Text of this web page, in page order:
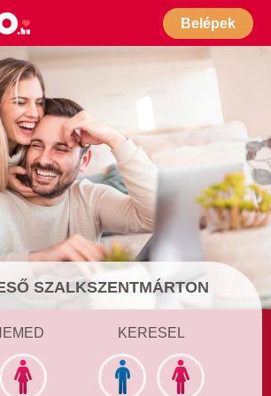
Belépek
SZALKSZENTMÁRTON
KERESEL